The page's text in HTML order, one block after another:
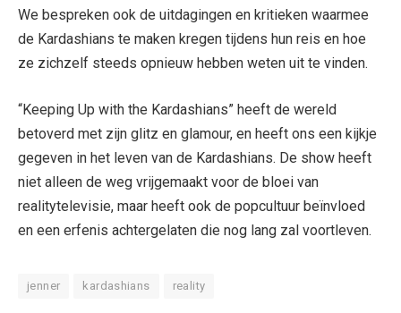
We bespreken ook de uitdagingen en kritieken waarmee
de Kardashians te maken kregen tijdens hun reis en hoe
ze zichzelf steeds opnieuw hebben weten uit te vinden.
“Keeping Up with the Kardashians” heeft de wereld
betoverd met zijn glitz en glamour, en heeft ons een kijkje
gegeven in het leven van de Kardashians. De show heeft
niet alleen de weg vrijgemaakt voor de bloei van
realitytelevisie, maar heeft ook de popcultuur beïnvloed
en een erfenis achtergelaten die nog lang zal voortleven.
jenner kardashians reality